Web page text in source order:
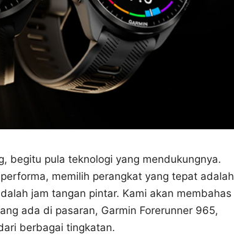
begitu pula teknologi yang mendukungnya.
memilih perangkat yang tepat adalah
jam tangan pintar. Kami akan membahas
ada di pasaran, Garmin Forerunner 965,
berbagai tingkatan.